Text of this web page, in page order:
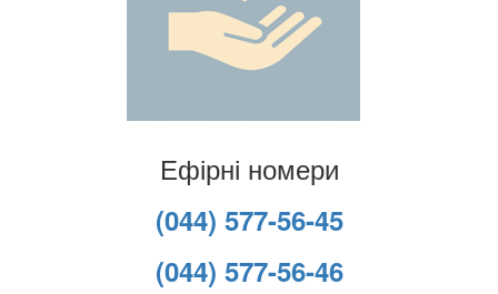
Ефірні номери
(044) 577-56-45
(044) 577-56-46